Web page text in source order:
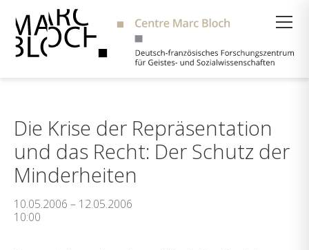
Die Krise der Repräsentation
und das Recht: Der Schutz der
Minderheiten
10.05.2006 – 12.05.2006
10:00